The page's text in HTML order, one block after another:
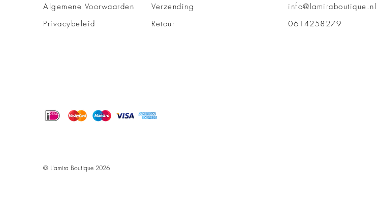
Algemene Voorwaarden
Privacybeleid
Verzending
Retour
info@lamiraboutique.nl
0614258279
© L'amira Boutique 2026